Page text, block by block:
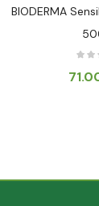
BIODERMA